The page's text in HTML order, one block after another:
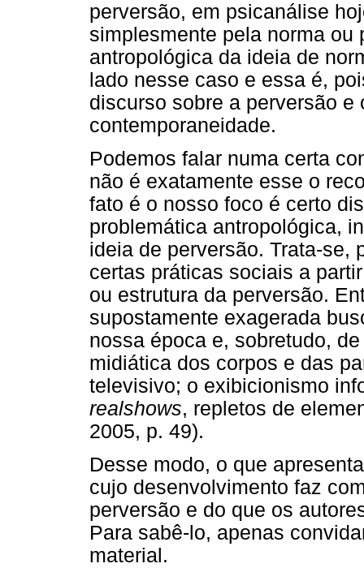
perversão, em psicanálise
simplesmente pela norma ou
antropológica da ideia de
lado nesse caso e essa é,
discurso sobre a perversão e
contemporaneidade.
Podemos falar numa certa
não é exatamente esse o
fato é o nosso foco é certo
problemática antropológica,
ideia de perversão. Trata-se,
certas práticas sociais a
ou estrutura da perversão.
supostamente exagerada
nossa época e, sobretudo,
midiática dos corpos e das
televisivo; o exibicionismo
realshows, repletos de
2005, p. 49).
Desse modo, o que
cujo desenvolvimento faz
perversão e do que os
Para sabê-lo, apenas
material.